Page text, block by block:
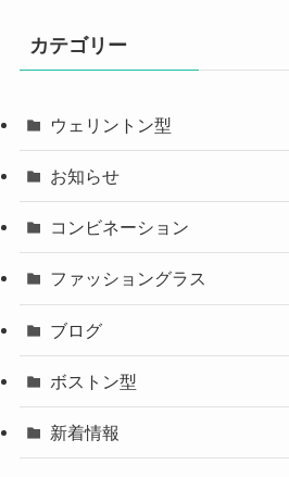
カテゴリー
ウェリントン型
お知らせ
コンビネーション
ファッショングラス
ブログ
ボストン型
新着情報